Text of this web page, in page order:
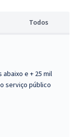
Todos
e + 25 mil
serviço público